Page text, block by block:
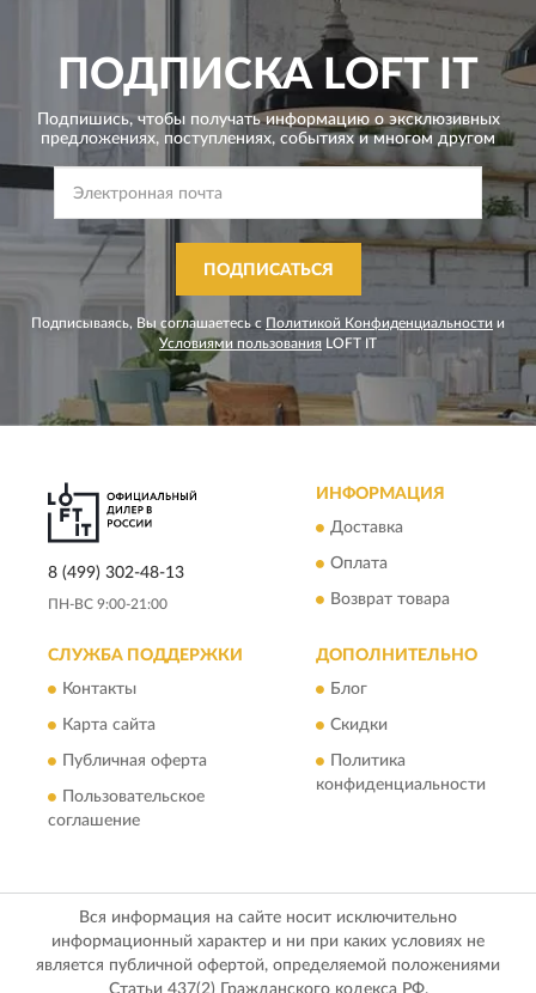
ПОДПИСКА LOFT IT
Подпишись, чтобы получать информацию о эксклюзивных
предложениях, поступлениях, событиях и многом другом
ПОДПИСАТЬСЯ
Подписываясь, Вы соглашаетесь с Политикой Конфиденциальности и
Условиями пользования LOFT IT
8 (499) 302-48-13
ПН-ВС 9:00-21:00
ИНФОРМАЦИЯ
Доставка
Оплата
Возврат товара
СЛУЖБА ПОДДЕРЖКИ
Контакты
Карта сайта
Публичная оферта
Пользовательское
соглашение
ДОПОЛНИТЕЛЬНО
Блог
Скидки
Политика
конфиденциальности
Вся информация на сайте носит исключительно
информационный характер и ни при каких условиях не
является публичной офертой, определяемой положениями
Статьи 437(2) Гражданского кодекса РФ.